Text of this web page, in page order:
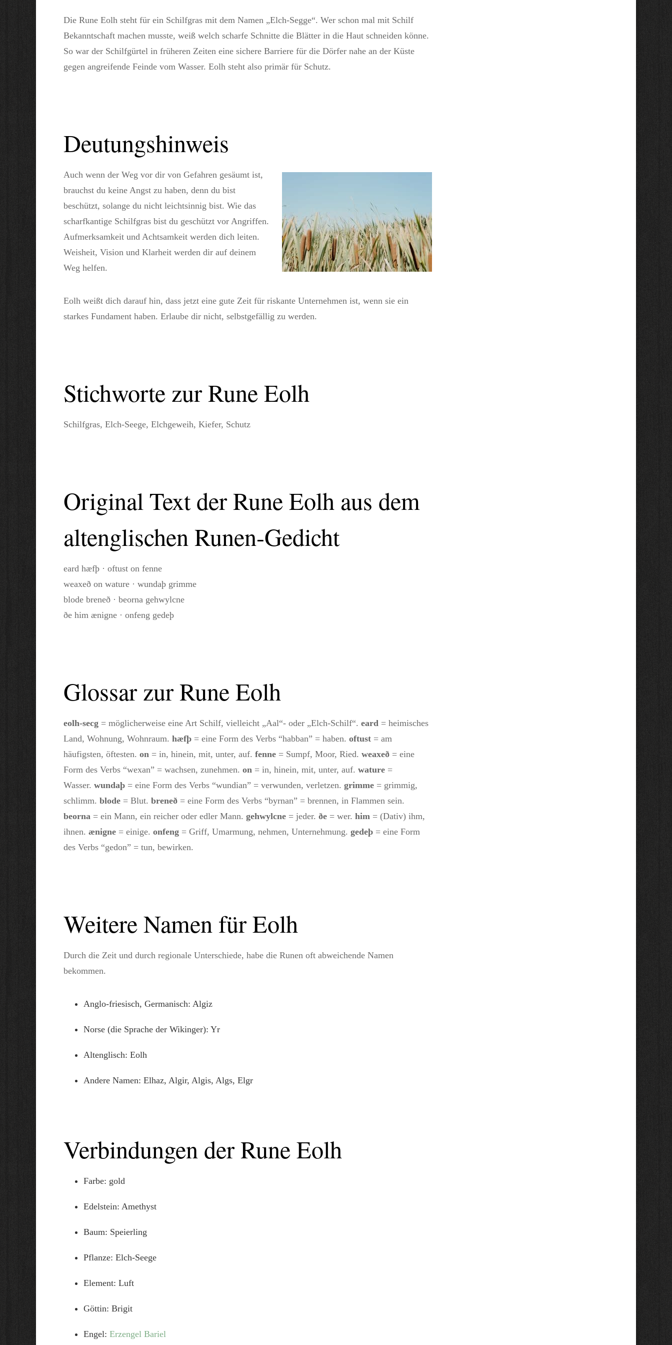
Die Rune Eolh steht für ein Schilfgras mit dem Namen „Elch-Segge“. Wer schon mal mit Schilf
Bekanntschaft machen musste, weiß welch scharfe Schnitte die Blätter in die Haut schneiden könne.
So war der Schilfgürtel in früheren Zeiten eine sichere Barriere für die Dörfer nahe an der Küste
gegen angreifende Feinde vom Wasser. Eolh steht also primär für Schutz.
Deutungshinweis
Auch wenn der Weg vor dir von Gefahren gesäumt ist,
brauchst du keine Angst zu haben, denn du bist
beschützt, solange du nicht leichtsinnig bist. Wie das
scharfkantige Schilfgras bist du geschützt vor Angriffen.
Aufmerksamkeit und Achtsamkeit werden dich leiten.
Weisheit, Vision und Klarheit werden dir auf deinem
Weg helfen.
Eolh weißt dich darauf hin, dass jetzt eine gute Zeit für riskante Unternehmen ist, wenn sie ein
starkes Fundament haben. Erlaube dir nicht, selbstgefällig zu werden.
Stichworte zur Rune Eolh
Schilfgras, Elch-Seege, Elchgeweih, Kiefer, Schutz
Original Text der Rune Eolh aus dem
altenglischen Runen-Gedicht
eard hæfþ · oftust on fenne
weaxeð on wature · wundaþ grimme
blode breneð · beorna gehwylcne
ðe him ænigne · onfeng gedeþ
Glossar zur Rune Eolh
eolh-secg = möglicherweise eine Art Schilf, vielleicht „Aal“- oder „Elch-Schilf“. eard = heimisches
Land, Wohnung, Wohnraum. hæfþ = eine Form des Verbs “habban” = haben. oftust = am
häufigsten, öftesten. on = in, hinein, mit, unter, auf. fenne = Sumpf, Moor, Ried. weaxeð = eine
Form des Verbs “wexan” = wachsen, zunehmen. on = in, hinein, mit, unter, auf. wature =
Wasser. wundaþ = eine Form des Verbs “wundian” = verwunden, verletzen. grimme = grimmig,
schlimm. blode = Blut. breneð = eine Form des Verbs “byrnan” = brennen, in Flammen sein.
beorna = ein Mann, ein reicher oder edler Mann. gehwylcne = jeder. ðe = wer. him = (Dativ) ihm,
ihnen. ænigne = einige. onfeng = Griff, Umarmung, nehmen, Unternehmung. gedeþ = eine Form
des Verbs “gedon” = tun, bewirken.
Weitere Namen für Eolh
Durch die Zeit und durch regionale Unterschiede, habe die Runen oft abweichende Namen
bekommen.
Anglo-friesisch, Germanisch: Algiz
Norse (die Sprache der Wikinger): Yr
Altenglisch: Eolh
Andere Namen: Elhaz, Algir, Algis, Algs, Elgr
Verbindungen der Rune Eolh
Farbe: gold
Edelstein: Amethyst
Baum: Speierling
Pflanze: Elch-Seege
Element: Luft
Göttin: Brigit
Engel: Erzengel Bariel